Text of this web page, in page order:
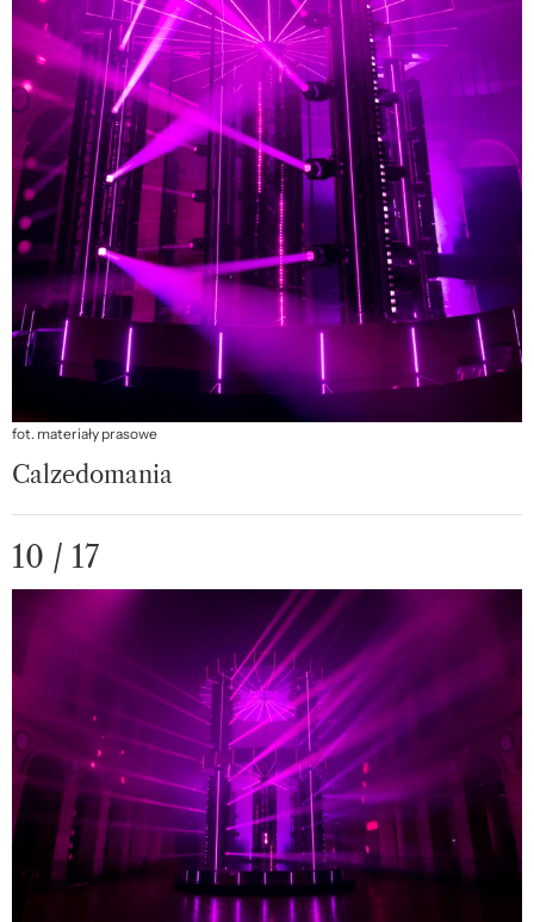
fot. materiały prasowe
Calzedomania
10 / 17